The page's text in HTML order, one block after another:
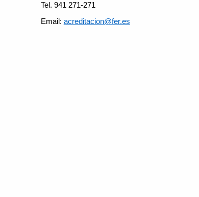
Tel. 941 271-271
Email: acreditacion@fer.es